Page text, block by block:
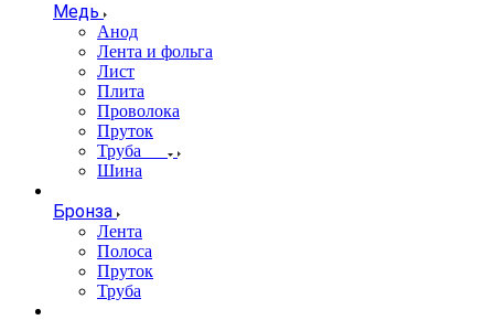
Медь
Анод
Лента и фольга
Лист
Плита
Проволока
Пруток
Труба
Шина
Бронза
Лента
Полоса
Пруток
Труба